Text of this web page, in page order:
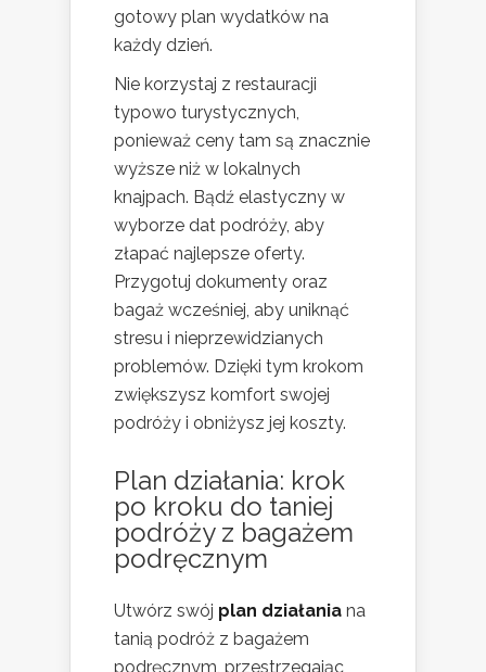
gotowy plan wydatków na
każdy dzień.
Nie korzystaj z restauracji
typowo turystycznych,
ponieważ ceny tam są znacznie
wyższe niż w lokalnych
knajpach. Bądź elastyczny w
wyborze dat podróży, aby
złapać najlepsze oferty.
Przygotuj dokumenty oraz
bagaż wcześniej, aby uniknąć
stresu i nieprzewidzianych
problemów. Dzięki tym krokom
zwiększysz komfort swojej
podróży i obniżysz jej koszty.
Plan działania: krok
po kroku do taniej
podróży z bagażem
podręcznym
Utwórz swój plan działania na
tanią podróż z bagażem
podręcznym, przestrzegając